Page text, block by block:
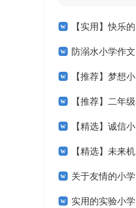
【实用】快乐的
小学作文300字4篇
防溺水小学作文
400字三篇
【推荐】梦想小
学作文300字4篇
【推荐】二年级
的春天作文300字四
篇
【精选】诚信小
学作文3篇
【精选】未来机
器人小学作文4篇
关于友情的小学
作文合集十篇
实用的实验小学